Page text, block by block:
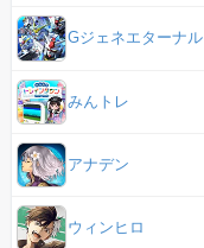
Gジェネエターナル
みんトレ
アナデン
ウィンヒロ